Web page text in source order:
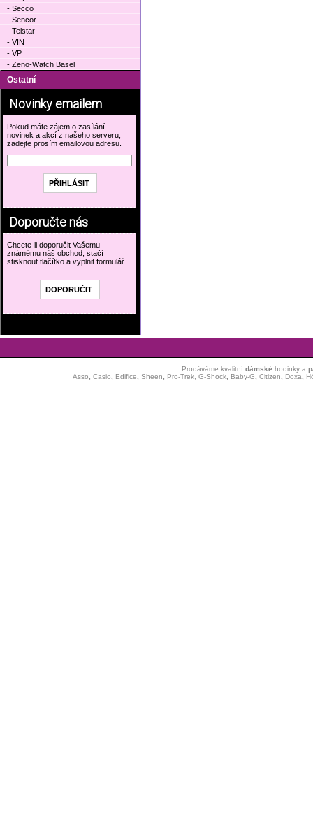
- Secco
- Sencor
- Telstar
- VIN
- VP
- Zeno-Watch Basel
Ostatní
Novinky emailem
Pokud máte zájem o zasílání
novinek a akcí z našeho serveru,
zadejte prosím emailovou adresu.
Doporučte nás
Chcete-li doporučit Vašemu
známému náš obchod, stačí
stisknout tlačítko a vyplnit formulář.
Prodáváme kvalitní dámské hodinkya
Asso
Casio Edifice Sheen Pro-Trek, G-Shock, Baby-G Citizen Doxa